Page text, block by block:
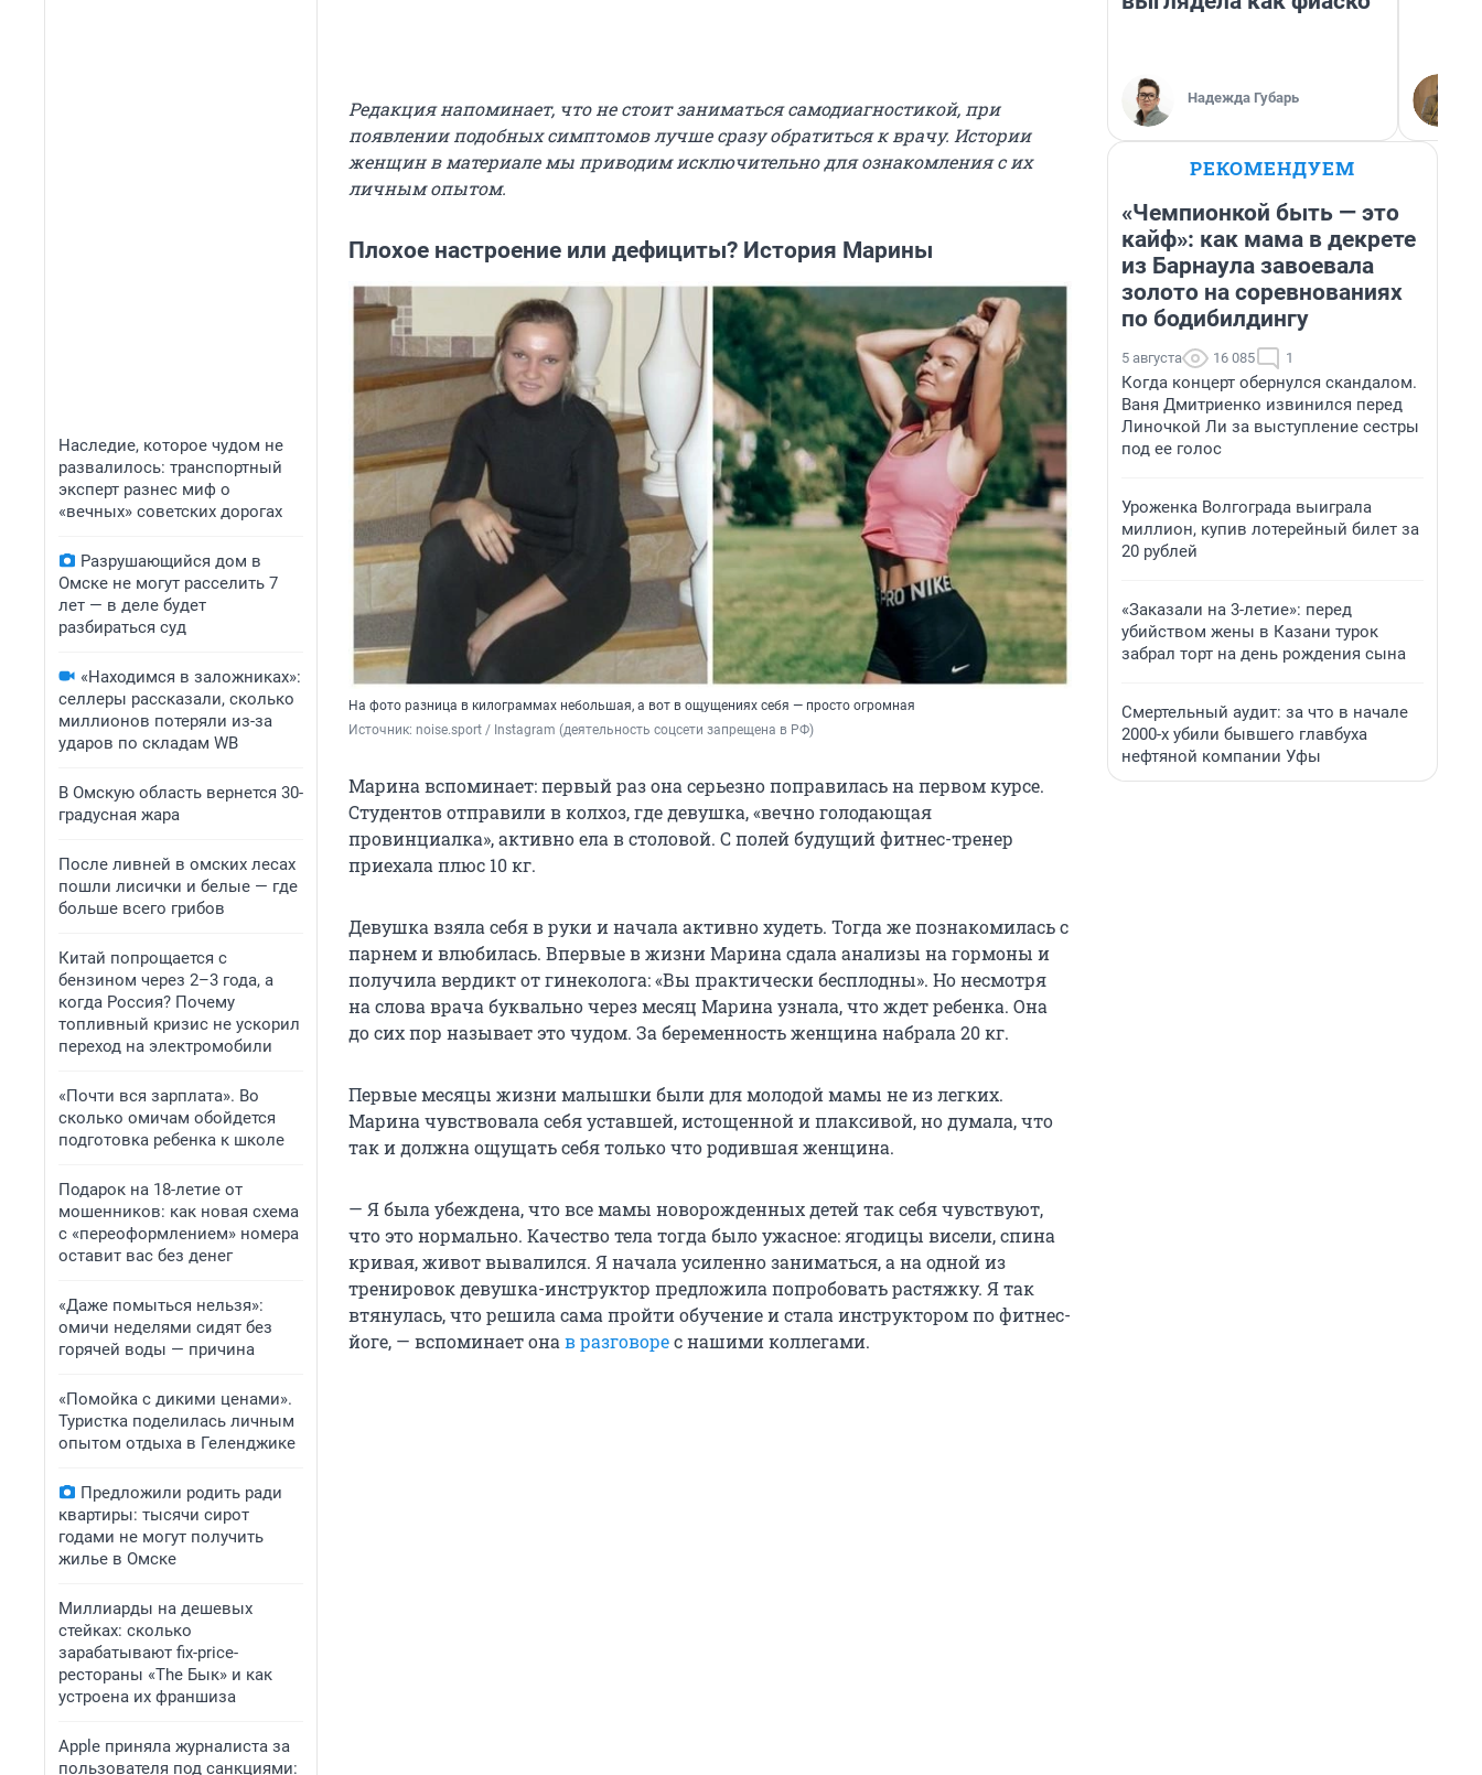
Наследие, которое чудом не
развалилось: транспортный
эксперт разнес миф о
«вечных» советских дорогах
Разрушающийся дом в
Омске не могут расселить 7
лет — в деле будет
разбираться суд
«Находимся в заложниках»:
селлеры рассказали, сколько
миллионов потеряли из-за
ударов по складам WB
В Омскую область вернется 30-
градусная жара
После ливней в омских лесах
пошли лисички и белые — где
больше всего грибов
Китай попрощается с
бензином через 2–3 года, а
когда Россия? Почему
топливный кризис не ускорил
переход на электромобили
«Почти вся зарплата». Во
сколько омичам обойдется
подготовка ребенка к школе
Подарок на 18-летие от
мошенников: как новая схема
с «переоформлением» номера
оставит вас без денег
«Даже помыться нельзя»:
омичи неделями сидят без
горячей воды — причина
«Помойка с дикими ценами».
Туристка поделилась личным
опытом отдыха в Геленджике
Предложили родить ради
квартиры: тысячи сирот
годами не могут получить
жилье в Омске
Миллиарды на дешевых
стейках: сколько
зарабатывают fix-price-
рестораны «The Бык» и как
устроена их франшиза
Apple приняла журналиста за
пользователя под санкциями:
Редакция напоминает, что не стоит заниматься самодиагностикой, при
появлении подобных симптомов лучше сразу обратиться к врачу. Истории
женщин в материале мы приводим исключительно для ознакомления с их
личным опытом.
Плохое настроение или дефициты? История Марины
На фото разница в килограммах небольшая, а вот в ощущениях себя — просто огромная
Источник: noise.sport / Instagram (деятельность соцсети запрещена в РФ)
Марина вспоминает: первый раз она серьезно поправилась на первом курсе.
Студентов отправили в колхоз, где девушка, «вечно голодающая
провинциалка», активно ела в столовой. С полей будущий фитнес-тренер
приехала плюс 10 кг.
Девушка взяла себя в руки и начала активно худеть. Тогда же познакомилась с
парнем и влюбилась. Впервые в жизни Марина сдала анализы на гормоны и
получила вердикт от гинеколога: «Вы практически бесплодны». Но несмотря
на слова врача буквально через месяц Марина узнала, что ждет ребенка. Она
до сих пор называет это чудом. За беременность женщина набрала 20 кг.
Первые месяцы жизни малышки были для молодой мамы не из легких.
Марина чувствовала себя уставшей, истощенной и плаксивой, но думала, что
так и должна ощущать себя только что родившая женщина.
— Я была убеждена, что все мамы новорожденных детей так себя чувствуют,
что это нормально. Качество тела тогда было ужасное: ягодицы висели, спина
кривая, живот вывалился. Я начала усиленно заниматься, а на одной из
тренировок девушка-инструктор предложила попробовать растяжку. Я так
втянулась, что решила сама пройти обучение и стала инструктором по фитнес-
йоге, — вспоминает она в разговорес нашими коллегами.
Надежда Губарь
РЕКОМЕНДУЕМ
«Чемпионкой быть — это
кайф»: как мама в декрете
из Барнаула завоевала
золото на соревнованиях
по бодибилдингу
5 августа 16 085 1
Когда концерт обернулся скандалом.
Ваня Дмитриенко извинился перед
Линочкой Ли за выступление сестры
под ее голос
Уроженка Волгограда выиграла
миллион, купив лотерейный билет за
20 рублей
«Заказали на 3-летие»: перед
убийством жены в Казани турок
забрал торт на день рождения сына
Смертельный аудит: за что в начале
2000-х убили бывшего главбуха
нефтяной компании Уфы